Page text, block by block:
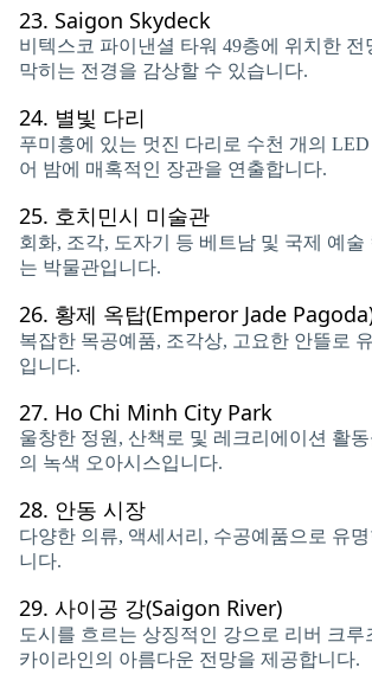
23. Saigon Skydeck
비텍스코 파이낸셜 타워 49층에 위치한 전
막히는 전경을 감상할 수 있습니다.
24. 별빛 다리
푸미흥에 있는 멋진 다리로 수천 개의
어 밤에 매혹적인 장관을 연출합니다.
25. 호치민시 미술관
회화, 조각, 도자기 등 베트남 및 국제 예
는 박물관입니다.
26. 황제 옥탑(Emperor Jade
복잡한 목공예품, 조각상, 고요한 안뜰로
입니다.
27. Ho Chi Minh City Park
울창한 정원, 산책로 및 레크리에이션 활
의 녹색 오아시스입니다.
28. 안동 시장
다양한 의류, 액세서리, 수공예품으로 유
니다.
29. 사이공 강(Saigon River)
도시를 흐르는 상징적인 강으로 리버 크루
카이라인의 아름다운 전망을 제공합니다.